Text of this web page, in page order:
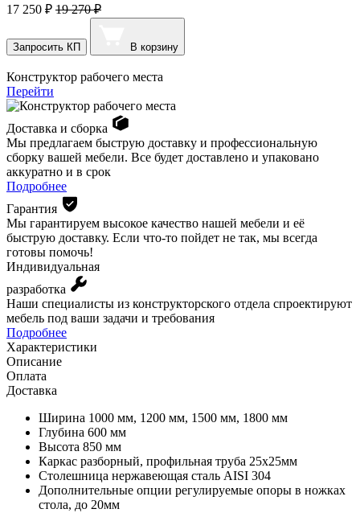
17 250 ₽ 19 270 ₽
Запросить КП В корзину
Конструктор рабочего места
Перейти
Доставка и сборка
Мы предлагаем быструю доставку и профессиональную
сборку вашей мебели. Все будет доставлено и упаковано
аккуратно и в срок
Подробнее
Гарантия
Мы гарантируем высокое качество нашей мебели и её
быструю доставку. Если что-то пойдет не так, мы всегда
готовы помочь!
Индивидуальная
разработка
Наши специалисты из конструкторского отдела спроектируют
мебель под ваши задачи и требования
Подробнее
Характеристики
Описание
Оплата
Доставка
Ширина 1000 мм, 1200 мм, 1500 мм, 1800 мм
Глубина 600 мм
Высота 850 мм
Каркас разборный, профильная труба 25х25мм
Столешница нержавеющая сталь AISI 304
Дополнительные опции регулируемые опоры в ножках
стола, до 20мм